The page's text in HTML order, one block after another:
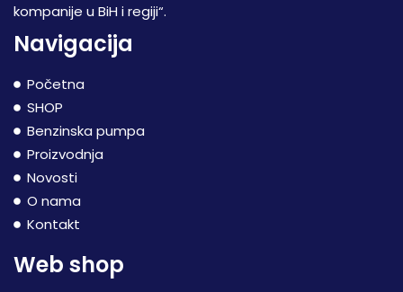
kompanije u BiH i regiji“.
Navigacija
Početna
SHOP
Benzinska pumpa
Proizvodnja
Novosti
O nama
Kontakt
Web shop